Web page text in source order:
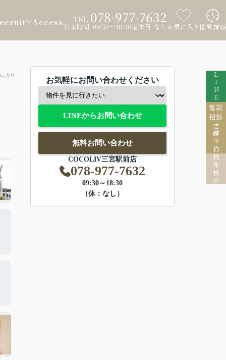
Access TEL.078-977-7632
営業時間 09:30～18:30定休日 なし お気に入り 閲覧履歴
LINE
電話
相談
店舗予約
物件検索
入り
お気軽にお問い合わせください
LINEからお問い合わせ
無料お問い合わせ
COCOLIV三宮駅前店
078-977-7632
09:30～18:30
（休：なし）